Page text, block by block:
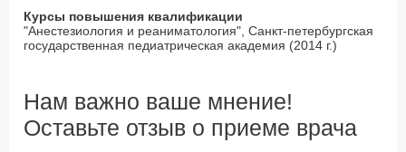
Курсы повышения квалификации
"Анестезиология и реаниматология", Санкт-петербургская
государственная педиатрическая академия (2014 г.)
Нам важно ваше мнение!
Оставьте отзыв о приеме врача